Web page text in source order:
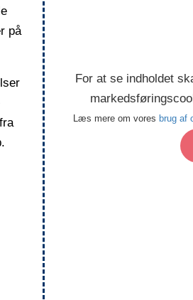
på
For at se indholdet
Læs mere om vores brug af